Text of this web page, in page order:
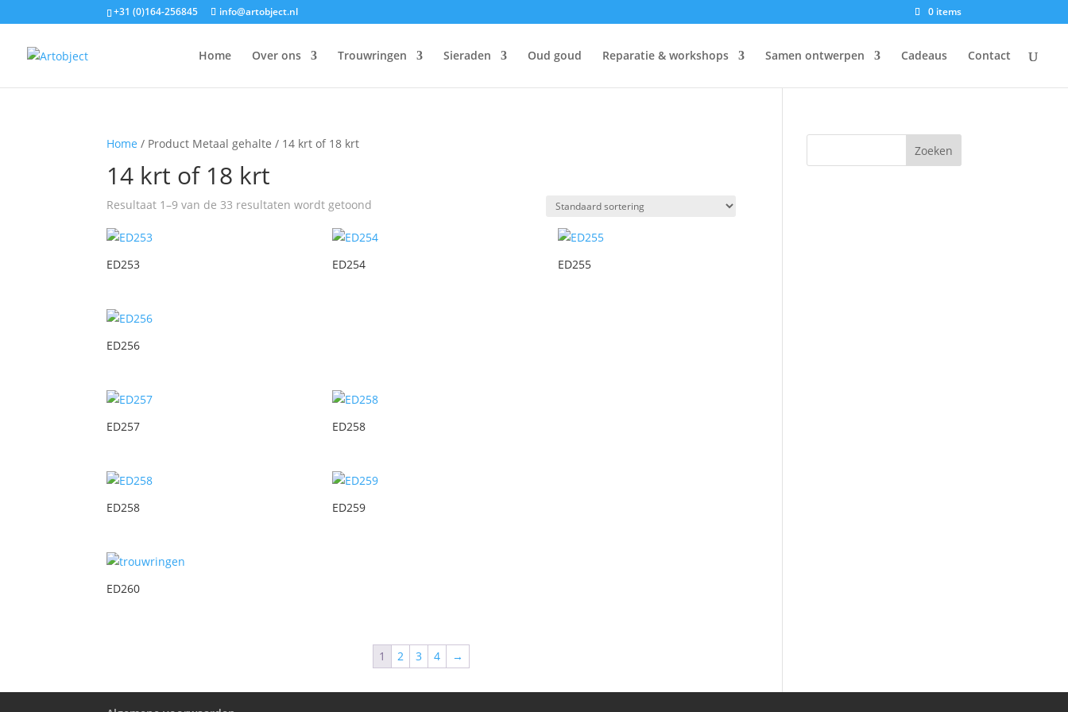
+31 (0)164-256845 info@artobject.nl 0 items
Home Over ons Trouwringen Sieraden Oud goud Reparatie & workshops Samen ontwerpen Cadeaus Contact
Home / Product Metaal gehalte / 14 krt of 18 krt
14 krt of 18 krt
Resultaat 1–9 van de 33 resultaten wordt getoond
ED253 ED254 ED255
ED256
ED257 ED258
ED258 ED259
ED260
1 2 3 4 →